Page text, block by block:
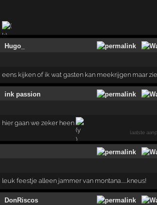
Hugo_
eens kijken of ik wat gasten kan meekrijgen maar
ink passion
hier gaan we zeker heen
laatste
leuk feestje alleen jammer van montana......kneus!
DonRiscos